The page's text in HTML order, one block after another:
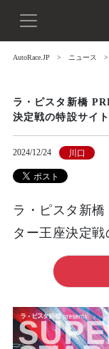
AutoRace.JP ニュース
ラ・ピスタ新橋
決定戦の特設サイ
2024/12/24 川口
ラ・ピスタ新橋
ター王座決定戦